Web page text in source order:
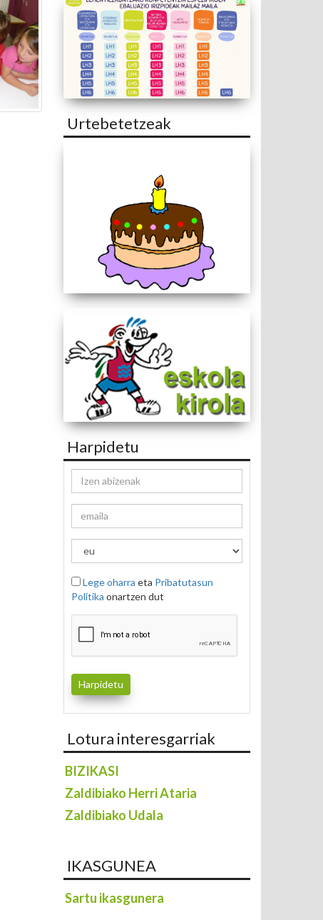
Urtebetetzeak
Harpidetu
Lege oharra eta Pribatutasun
Politika onartzen dut
Lotura interesgarriak
BIZIKASI
Zaldibiako Herri Ataria
Zaldibiako Udala
IKASGUNEA
Sartu ikasgunera